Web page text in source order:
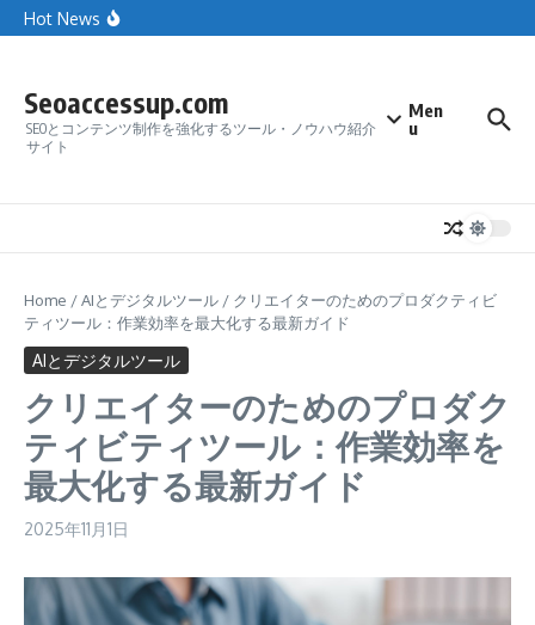
Skip to content
Hot News
Seoaccessup.com
SEOとコンテンツ制作を強化するツール・ノウハウ紹介
サイト
Men
u
Home /AIとデジタルツール / クリエイターのためのプロダクティビ
ティツール：作業効率を最大化する最新ガイド
AIとデジタルツール
クリエイターのためのプロダク
ティビティツール：作業効率を
最大化する最新ガイド
2025年11月1日